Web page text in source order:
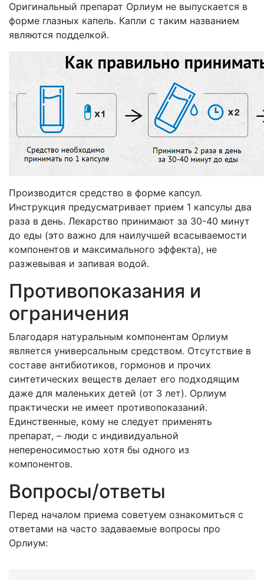
Оригинальный препарат Орлиум не выпускается в
форме глазных капель. Капли с таким названием
являются подделкой.
Производится средство в форме капсул.
Инструкция предусматривает прием 1 капсулы два
раза в день. Лекарство принимают за 30-40 минут
до еды (это важно для наилучшей всасываемости
компонентов и максимального эффекта), не
разжевывая и запивая водой.
Противопоказания и
ограничения
Благодаря натуральным компонентам Орлиум
является универсальным средством. Отсутствие в
составе антибиотиков, гормонов и прочих
синтетических веществ делает его подходящим
даже для маленьких детей (от 3 лет). Орлиум
практически не имеет противопоказаний.
Единственные, кому не следует применять
препарат, – люди с индивидуальной
непереносимостью хотя бы одного из
компонентов.
Вопросы/ответы
Перед началом приема советуем ознакомиться с
ответами на часто задаваемые вопросы про
Орлиум: